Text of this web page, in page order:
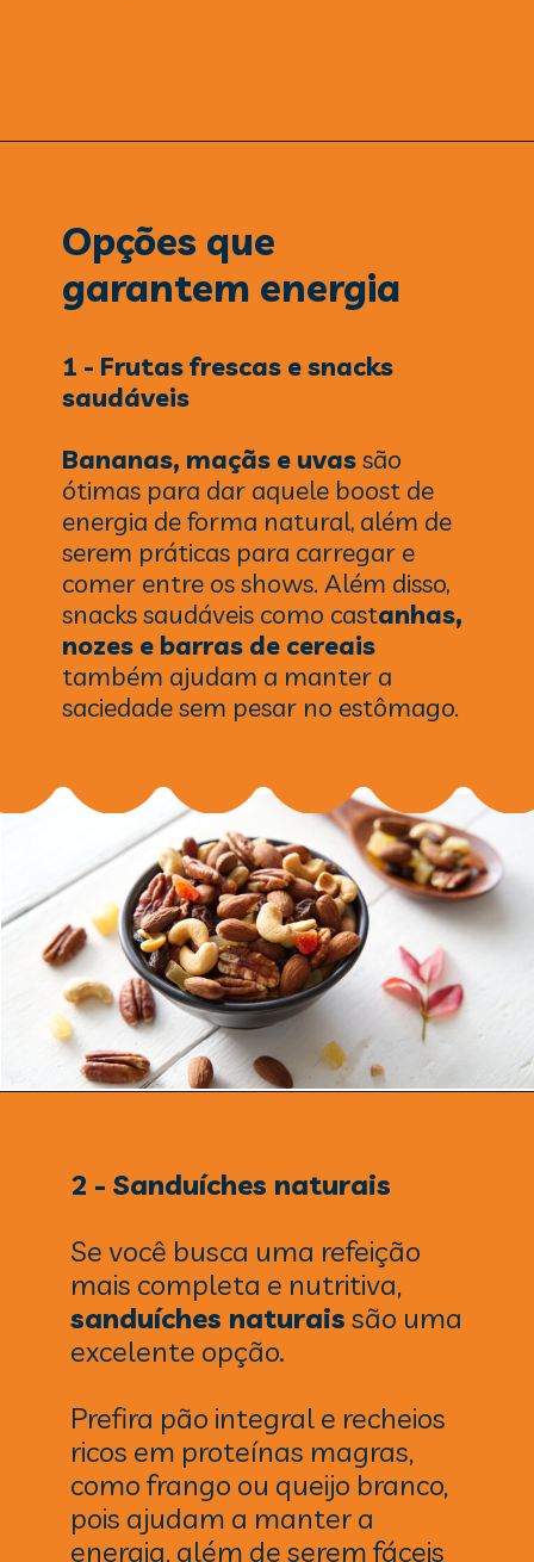
1 - Frutas frescas e snacks
saudáveis
Bananas, maçãs e uvassão
ótimas para dar aquele boost de
energia de forma natural, além de
serem práticas para carregar e
comer entre os shows. Além disso,
snacks saudáveis como castanhas,
nozes e barras de cereais
também ajudam a manter a
saciedade sem pesar no estômago.
Opções que
garantem energia
2 - Sanduíches naturais
Se você busca uma refeição
mais completa e nutritiva,
sanduíches naturais são uma
excelente opção.
Prefira pão integral e recheios
ricos em proteínas magras,
como frango ou queijo branco,
pois ajudam a manter a
energia, além de serem fáceis